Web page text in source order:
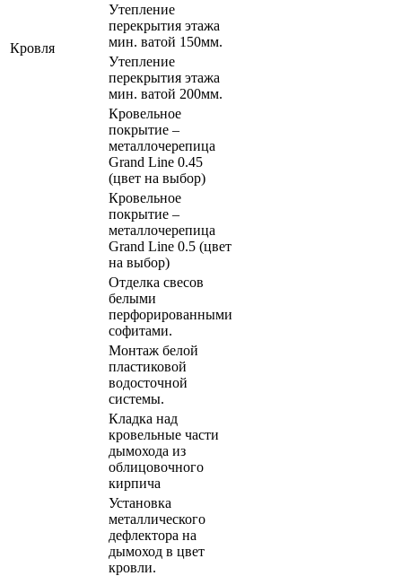
Кровля
Утепление
перекрытия этажа
мин. ватой 150мм.
Утепление
перекрытия этажа
мин. ватой 200мм.
Кровельное
покрытие –
металлочерепица
Grand Line 0.45
(цвет на выбор)
Кровельное
покрытие –
металлочерепица
Grand Line 0.5 (цвет
на выбор)
Отделка свесов
белыми
перфорированными
софитами.
Монтаж белой
пластиковой
водосточной
системы.
Кладка над
кровельные части
дымохода из
облицовочного
кирпича
Установка
металлического
дефлектора на
дымоход в цвет
кровли.